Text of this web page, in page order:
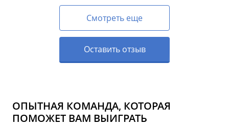
Смотреть еще
Оставить отзыв
ОПЫТНАЯ КОМАНДА, КОТОРАЯ
ПОМОЖЕТ ВАМ ВЫИГРАТЬ